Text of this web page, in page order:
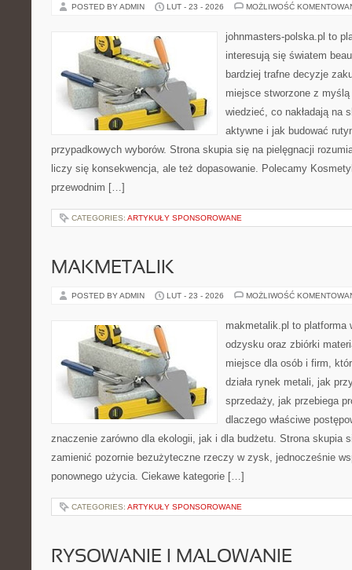
POSTED BY ADMIN LUT - 23 - 2026 MOŻLIWOŚĆ
johnmasters-polska.pl to
interesują się światem
bardziej trafne decyzje
miejsce stworzone z
wiedzieć, co nakładają na
aktywne i jak budować
przypadkowych wyborów. Strona skupia się na pielęgnacji
liczy się konsekwencja, ale też dopasowanie. Polecamy
przewodnim […]
CATEGORIES: ARTYKUŁY SPONSOROWANE
MAKMETALIK
POSTED BY ADMIN LUT - 23 - 2026 MOŻLIWOŚĆ
makmetalik.pl to platforma
odzysku oraz zbiórki
miejsce dla osób i firm,
działa rynek metali, jak
sprzedaży, jak przebiega
dlaczego właściwe
znaczenie zarówno dla ekologii, jak i dla budżetu. Strona skupia
zamienić pozornie bezużyteczne rzeczy w zysk, jednocześnie
ponownego użycia. Ciekawe kategorie […]
CATEGORIES: ARTYKUŁY SPONSOROWANE
RYSOWANIE I MALOWANIE